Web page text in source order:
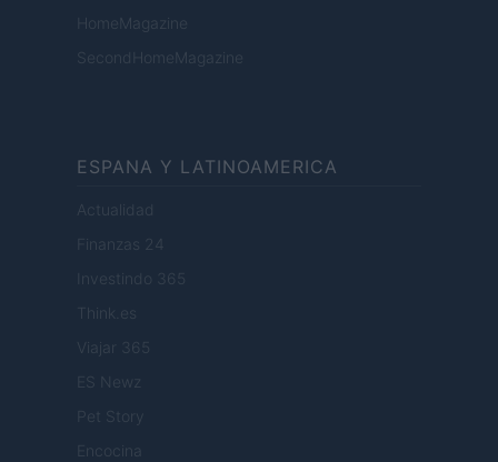
HomeMagazine
SecondHomeMagazine
ESPANA Y LATINOAMERICA
Actualidad
Finanzas 24
Investindo 365
Think.es
Viajar 365
ES Newz
Pet Story
Encocina